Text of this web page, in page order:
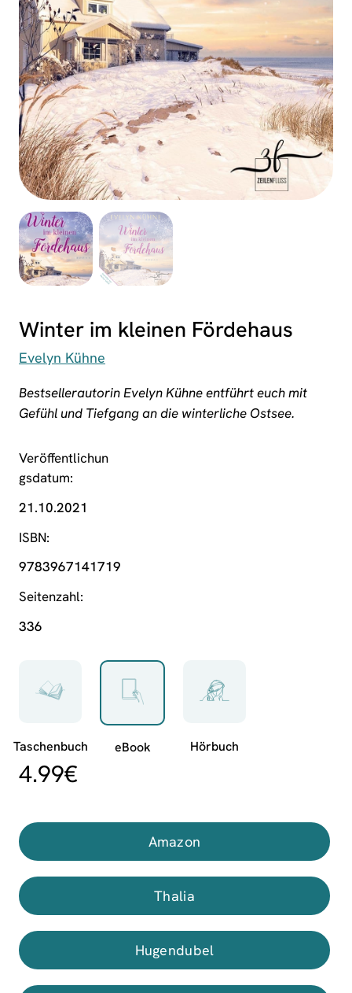
Winter im kleinen Fördehaus
Evelyn Kühne
Bestsellerautorin Evelyn Kühne entführt euch mit
Gefühl und Tiefgang an die winterliche Ostsee.
Veröffentlichun
gsdatum
21.10.2021
ISBN
9783967141719
Seitenzahl
336
4.99€
Amazon
Thalia
Hugendubel